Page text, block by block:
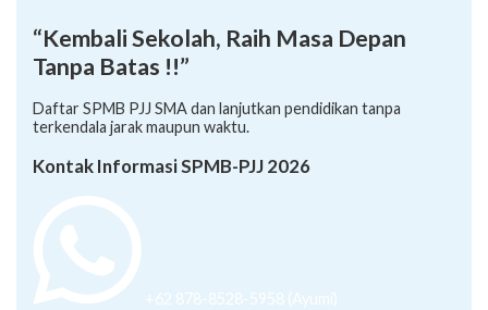
“Kembali Sekolah, Raih Masa Depan
Tanpa Batas !!”
Daftar SPMB PJJ SMA dan lanjutkan pendidikan tanpa
terkendala jarak maupun waktu.
Kontak Informasi SPMB-PJJ 2026
+62 878-8528-5958 (Ayumi)